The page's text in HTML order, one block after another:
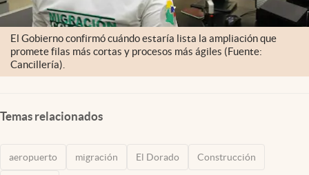
El Gobierno confirmó cuándo estaría lista la ampliación que
promete filas más cortas y procesos más ágiles (Fuente:
Cancillería).
Temas relacionados
aeropuerto migración El Dorado Construcción